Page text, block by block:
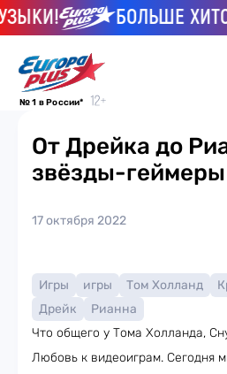
БОЛЬШЕ
№ 1 в России*
От Дрейка до
звёзды-геймеры
17 октября 2022
Игры игры Том Холланд
Дрейк
Рианна
Что общего у Тома Холланда,
Любовь к видеоиграм. Сегодня